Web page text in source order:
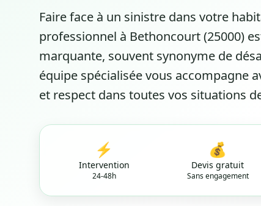
Faire face à un sinistre dans votre
professionnel à Bethoncourt (25000)
marquante, souvent synonyme de
équipe spécialisée vous accompagne
et respect dans toutes vos situations
⚡
Intervention
24-48h
💰
Devis gratuit
Sans engagement